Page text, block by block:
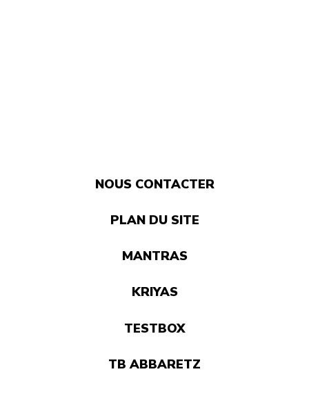
NOUS CONTACTER
PLAN DU SITE
MANTRAS
KRIYAS
TESTBOX
TB ABBARETZ